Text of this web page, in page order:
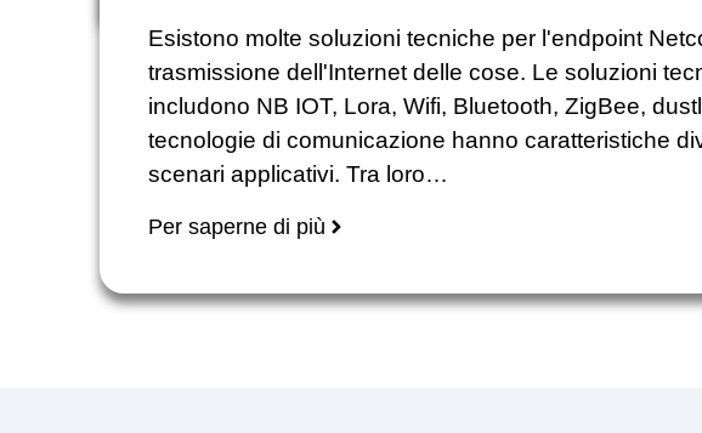
Esistono molte soluzioni tecniche per l'endpoint
trasmissione dell'Internet delle cose. Le soluzioni
includono NB IOT, Lora, Wifi, Bluetooth, ZigBee,
tecnologie di comunicazione hanno caratteristiche
scenari applicativi. Tra loro…
Per saperne di più